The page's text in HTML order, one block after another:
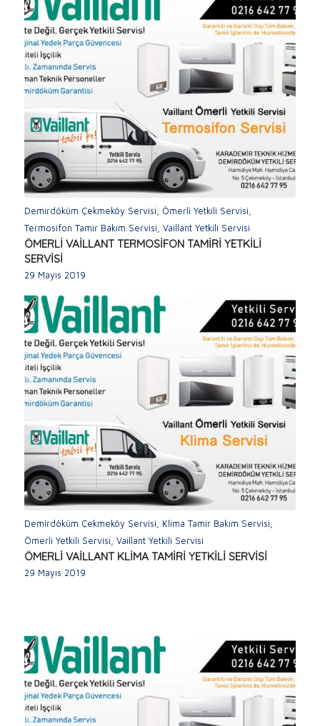
Demirdöküm Çekmeköy Servisi Ömerli Yetkili Servisi
Termosifon Tamir Bakım Servisi Vaillant Yetkili Servisi
ÖMERLİ VAİLLANT TERMOSİFON TAMİRİ YETKİLİ
SERVİSİ
29 Mayıs 2019
Demirdöküm Çekmeköy Servisi Klima Tamir Bakım Servisi
Ömerli Yetkili Servisi Vaillant Yetkili Servisi
ÖMERLİ VAİLLANT KLİMA TAMİRİ YETKİLİ SERVİSİ
29 Mayıs 2019